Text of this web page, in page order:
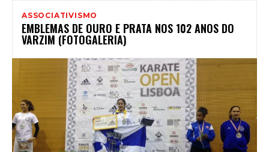
ASSOCIATIVISMO
EMBLEMAS DE OURO E PRATA NOS 102 ANOS DO
VARZIM (FOTOGALERIA)